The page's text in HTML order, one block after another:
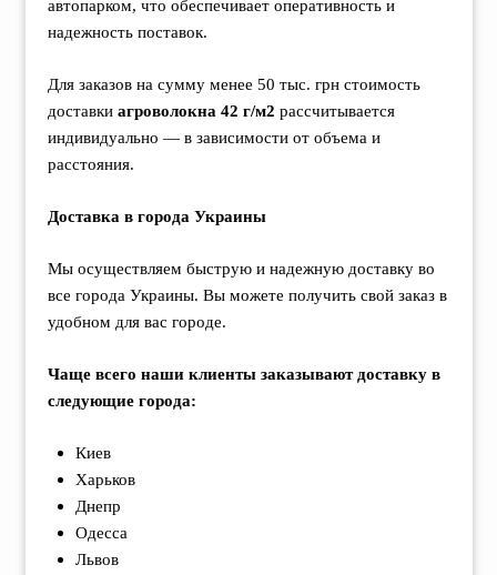
автопарком, что обеспечивает оперативность и
надежность поставок.
Для заказов на сумму менее 50 тыс. грн стоимость
доставки агроволокна 42 г/м2 рассчитывается
индивидуально — в зависимости от объема и
расстояния.
Доставка в города Украины
Мы осуществляем быструю и надежную доставку во
все города Украины. Вы можете получить свой заказ в
удобном для вас городе.
Чаще всего наши клиенты заказывают доставку в
следующие города:
Киев
Харьков
Днепр
Одесса
Львов